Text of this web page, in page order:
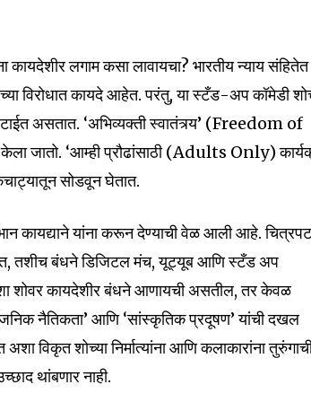
कायदेशीर लगाम कसा लावायचा? भारतीय न्याय संहितेत
विरोधात कायदे आहेत. परंतु, या स्टँड-अप कॉमेडी
असतात. ‘अभिव्यक्ती स्वातंत्र्य’ (Freedom of
जातो. ‘आम्ही प्रौढांसाठी (Adults Only)
सोडवून घेतात.
कायद्याने यांना करून देण्याची वेळ आली आहे.
तशीच बंधने डिजिटल मंच, यूट्यूब आणि स्टँड अप
शोवर कायदेशीर बंधने आणायची असतील, तर केवळ
नैतिकता’ आणि ‘सांस्कृतिक प्रदूषण’ यांची दखल
विकृत शोच्या निर्मात्यांना आणि कलाकारांना
थांबणार नाही.